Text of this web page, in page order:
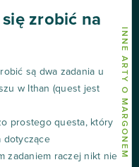
INNE ARTY O MARGONEM
zrobić na
są dwa zadania u
w Ithan (quest jest
prostego questa, który
dotyczące
zadaniem raczej nikt nie